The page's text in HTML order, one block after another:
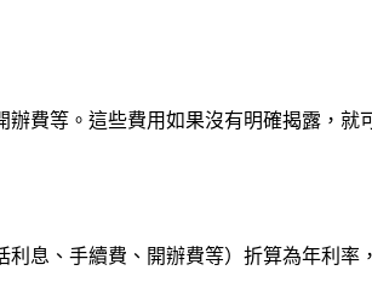
費等。這些費用如果沒有明確揭露，就
利息、手續費、開辦費等）折算為年利率